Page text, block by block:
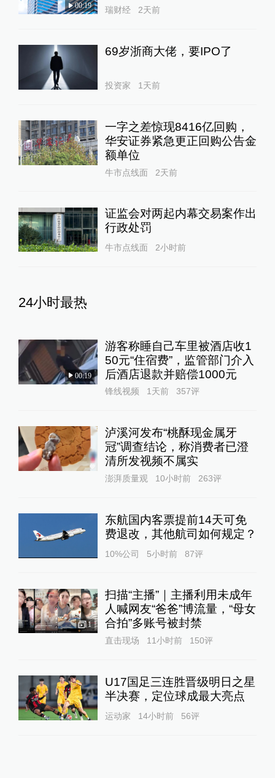
00:19 瑞财经 2天前
69岁浙商大佬，要IPO了
投资家 1天前
一字之差惊现8416亿回购，
华安证券紧急更正回购公告金
额单位
牛市点线面 2天前
证监会对两起内幕交易案作出
行政处罚
牛市点线面 2小时前
24小时最热
00:19
游客称睡自己车里被酒店收1
50元“住宿费”，监管部门介入
后酒店退款并赔偿1000元
锋线视频 1天前 357评
泸溪河发布“桃酥现金属牙
冠”调查结论，称消费者已澄
清所发视频不属实
澎湃质量观 10小时前 263评
东航国内客票提前14天可免
费退改，其他航司如何规定？
10%公司 5小时前 87评
1
扫描“主播”｜主播利用未成年
人喊网友“爸爸”博流量，“母女
合拍”多账号被封禁
直击现场 11小时前 150评
U17国足三连胜晋级明日之星
半决赛，定位球成最大亮点
运动家 14小时前 56评